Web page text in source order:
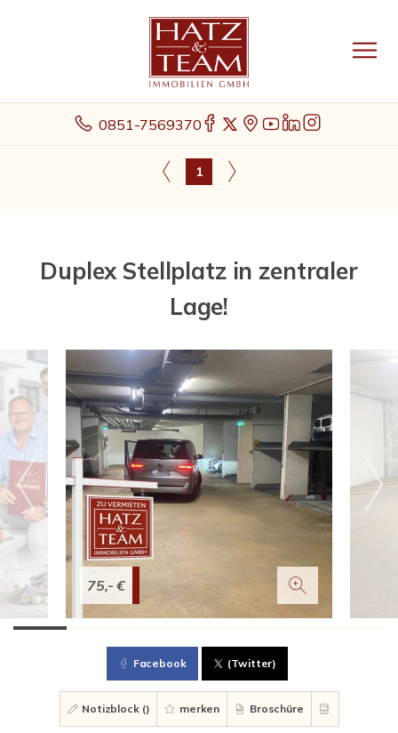
0851-7569370
1
Duplex Stellplatz in zentraler
Lage!
75,- €
Facebook (Twitter)
Notizblock () merken Broschüre